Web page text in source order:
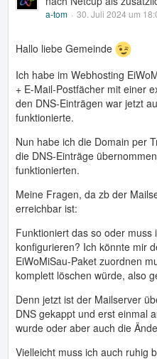
a-tom 30. Juli 2024 um
Hallo liebe Gemeinde
Ich habe im Webhosting
+ E-Mail-Postfächer mit einer
den DNS-Einträgen war jetzt
funktionierte.
Nun habe ich die Domain per
die DNS-Einträge
funktionierten.
Meine Fragen, da zb der
erreichbar ist:
Funktioniert das so oder muss
konfigurieren? Ich könnte mir
EiWoMiSau-Paket zuordnen
komplett löschen würde, also
Denn jetzt ist der Mailserver
DNS gekappt und erst einmal
wurde oder aber auch die
Vielleicht muss ich auch ruhig